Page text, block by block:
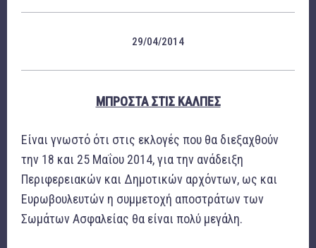
29/04/2014
ΜΠΡΟΣΤΑ ΣΤΙΣ ΚΑΛΠΕΣ
Είναι γνωστό ότι στις εκλογές που θα διεξαχθούν
την 18 και 25 Μαΐου 2014, για την ανάδειξη
Περιφερειακών και Δημοτικών αρχόντων, ως και
Ευρωβουλευτών η συμμετοχή αποστράτων των
Σωμάτων Ασφαλείας θα είναι πολύ μεγάλη.